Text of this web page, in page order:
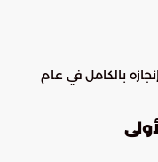
بالكامل في عام